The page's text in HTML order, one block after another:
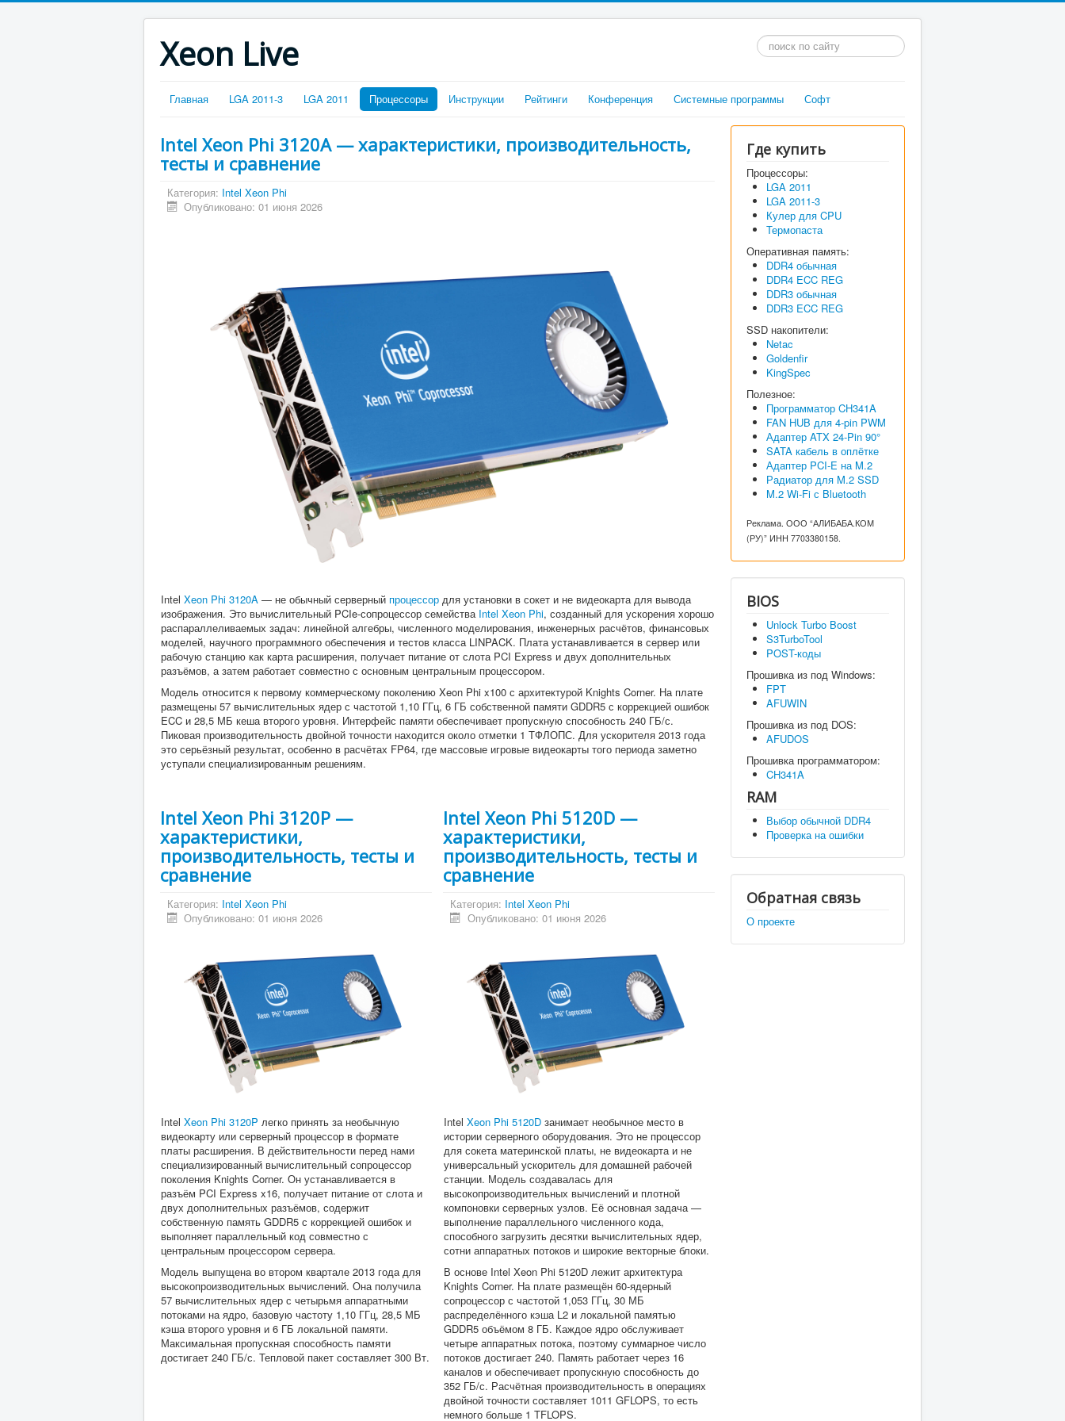
Xeon Live Искать...
Главная LGA 2011-3 LGA 2011 Процессоры Инструкции Рейтинги Конференция Системные программы Софт
Intel Xeon Phi 3120A — характеристики, производительность,
тесты и сравнение
Категория: Intel Xeon Phi
Опубликовано: 01 июня 2026
Intel Xeon Phi 3120A — не обычный серверный процессор для установки в сокет и не видеокарта для вывода
изображения. Это вычислительный PCIe-сопроцессор семейства Intel Xeon Phi, созданный для ускорения хорошо
распараллеливаемых задач: линейной алгебры, численного моделирования, инженерных расчётов, финансовых
моделей, научного программного обеспечения и тестов класса LINPACK. Плата устанавливается в сервер или
рабочую станцию как карта расширения, получает питание от слота PCI Express и двух дополнительных
разъёмов, а затем работает совместно с основным центральным процессором.
Модель относится к первому коммерческому поколению Xeon Phi x100 с архитектурой Knights Corner. На плате
размещены 57 вычислительных ядер с частотой 1,10 ГГц, 6 ГБ собственной памяти GDDR5 с коррекцией ошибок
ECC и 28,5 МБ кеша второго уровня. Интерфейс памяти обеспечивает пропускную способность 240 ГБ/с.
Пиковая производительность двойной точности находится около отметки 1 ТФЛОПС. Для ускорителя 2013 года
это серьёзный результат, особенно в расчётах FP64, где массовые игровые видеокарты того периода заметно
уступали специализированным решениям.
Intel Xeon Phi 3120P —
характеристики,
производительность, тесты и
сравнение
Категория: Intel Xeon Phi
Опубликовано: 01 июня 2026
Intel Xeon Phi 3120P легко принять за необычную
видеокарту или серверный процессор в формате
платы расширения. В действительности перед нами
специализированный вычислительный сопроцессор
поколения Knights Corner. Он устанавливается в
разъём PCI Express x16, получает питание от слота и
двух дополнительных разъёмов, содержит
собственную память GDDR5 с коррекцией ошибок и
выполняет параллельный код совместно с
центральным процессором сервера.
Модель выпущена во втором квартале 2013 года для
высокопроизводительных вычислений. Она получила
57 вычислительных ядер с четырьмя аппаратными
потоками на ядро, базовую частоту 1,10 ГГц, 28,5 МБ
кэша второго уровня и 6 ГБ локальной памяти.
Максимальная пропускная способность памяти
достигает 240 ГБ/с. Тепловой пакет составляет 300 Вт.
Intel Xeon Phi 5120D —
характеристики,
производительность, тесты и
сравнение
Категория: Intel Xeon Phi
Опубликовано: 01 июня 2026
IntelXeon Phi 5120D занимает необычное место в
истории серверного оборудования. Это не процессор
для сокета материнской платы, не видеокарта и не
универсальный ускоритель для домашней рабочей
станции. Модель создавалась для
высокопроизводительных вычислений и плотной
компоновки серверных узлов. Её основная задача —
выполнение параллельного численного кода,
способного загрузить десятки вычислительных ядер,
сотни аппаратных потоков и широкие векторные блоки.
В основе Intel Xeon Phi 5120D лежит архитектура
Knights Corner. На плате размещён 60-ядерный
сопроцессор с частотой 1,053 ГГц, 30 МБ
распределённого кэша L2 и локальной памятью
GDDR5 объёмом 8 ГБ. Каждое ядро обслуживает
четыре аппаратных потока, поэтому суммарное число
потоков достигает 240. Память работает через 16
каналов и обеспечивает пропускную способность до
352 ГБ/с. Расчётная производительность в операциях
двойной точности составляет 1011 GFLOPS, то есть
немного больше 1 TFLOPS.
Где купить
Процессоры:
LGA 2011
LGA 2011-3
Кулер для CPU
Термопаста
Оперативная память:
DDR4 обычная
DDR4 ECC REG
DDR3 обычная
DDR3 ECC REG
SSD накопители:
Netac
Goldenfir
KingSpec
Полезное:
Программатор CH341A
FAN HUB для 4-pin PWM
Адаптер ATX 24-Pin 90°
SATA кабель в оплётке
Адаптер PCI-E на M.2
Радиатор для M.2 SSD
M.2 Wi-Fi с Bluetooth
Реклама. ООО “АЛИБАБА.КОМ
(РУ)” ИНН 7703380158.
BIOS
Unlock Turbo Boost
S3TurboTool
POST-коды
Прошивка из под Windows:
FPT
AFUWIN
Прошивка из под DOS:
AFUDOS
Прошивка программатором:
CH341A
RAM
Выбор обычной DDR4
Проверка на ошибки
Обратная связь
О проекте